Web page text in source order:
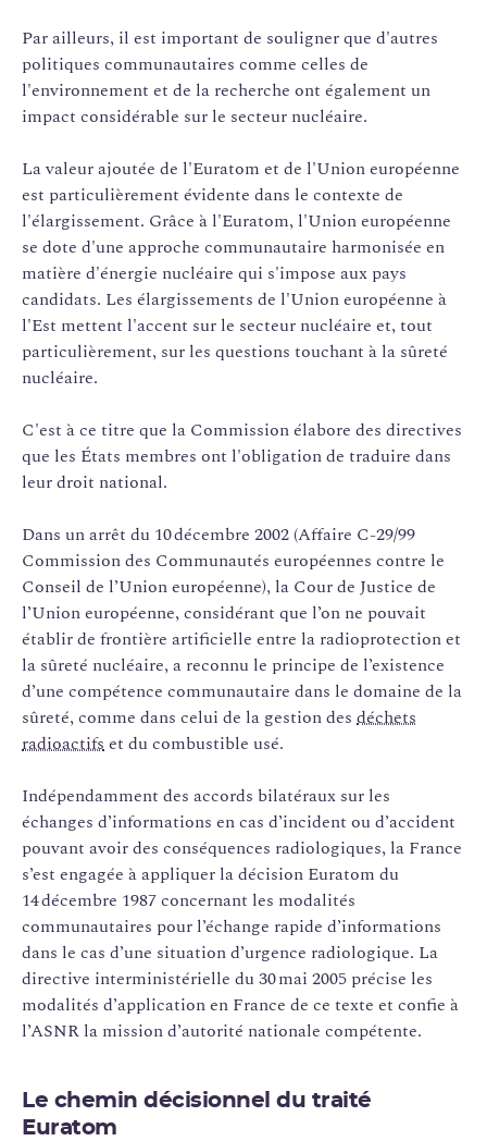
Par ailleurs, il est important de souligner que d'autres
politiques communautaires comme celles de
l'environnement et de la recherche ont également un
impact considérable sur le secteur nucléaire.
La valeur ajoutée de l'Euratom et de l'Union européenne
est particulièrement évidente dans le contexte de
l'élargissement. Grâce à l'Euratom, l'Union européenne
se dote d'une approche communautaire harmonisée en
matière d'énergie nucléaire qui s'impose aux pays
candidats. Les élargissements de l'Union européenne à
l'Est mettent l'accent sur le secteur nucléaire et, tout
particulièrement, sur les questions touchant à la sûreté
nucléaire.
C'est à ce titre que la Commission élabore des directives
que les États membres ont l'obligation de traduire dans
leur droit national.
Dans un arrêt du 10 décembre 2002 (Affaire C-29/99
Commission des Communautés européennes contre le
Conseil de l’Union européenne), la Cour de Justice de
l’Union européenne, considérant que l’on ne pouvait
établir de frontière artificielle entre la radioprotection et
la sûreté nucléaire, a reconnu le principe de l’existence
d’une compétence communautaire dans le domaine de la
sûreté, comme dans celui de la gestion des déchets
radioactifset du combustible usé.
Indépendamment des accords bilatéraux sur les
échanges d’informations en cas d’incident ou d’accident
pouvant avoir des conséquences radiologiques, la France
s’est engagée à appliquer la décision Euratom du
14 décembre 1987 concernant les modalités
communautaires pour l’échange rapide d’informations
dans le cas d’une situation d’urgence radiologique. La
directive interministérielle du 30 mai 2005 précise les
modalités d’application en France de ce texte et confie à
l’ASNR la mission d’autorité nationale compétente.
Le chemin décisionnel du traité
Euratom